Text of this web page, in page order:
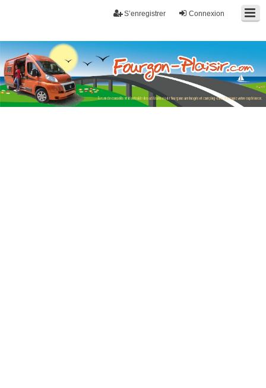
Connexion
S’enregistrer
Fourgon-plaisir.com
Forum de conseils et d'entraide des utilisateurs de fourgons, fourgons
aménagés, vans et de camping-car. Partagez votre expérience.